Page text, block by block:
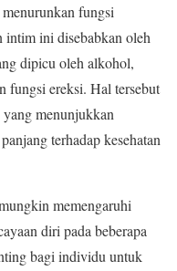
fungsi
intim ini disebabkan oleh
dipicu oleh alkohol,
fungsi ereksi. Hal tersebut
menunjukkan
terhadap kesehatan
memengaruhi
diri pada beberapa
bagi individu untuk